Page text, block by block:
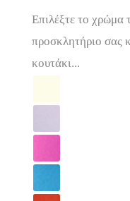
Επιλέξτε το χρώμα
προσκλητήριο σας
κουτάκι...